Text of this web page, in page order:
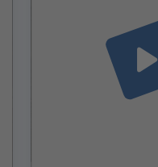
play_arrow